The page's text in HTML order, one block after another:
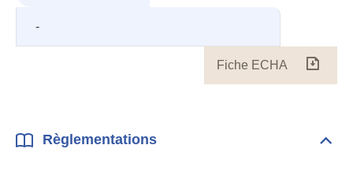
-
Fiche ECHA
Règlementations